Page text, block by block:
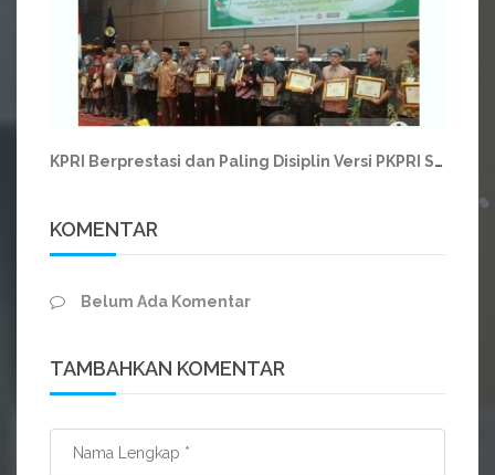
KPRI Berprestasi dan Paling Disiplin Versi PKPRI Sumbar
KOMENTAR
Belum Ada Komentar
TAMBAHKAN KOMENTAR